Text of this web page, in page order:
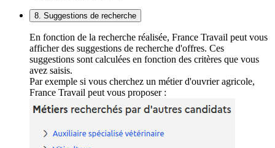
8. Suggestions de recherche
En fonction de la recherche réalisée, France Travail peut vous
afficher des suggestions de recherche d'offres. Ces
suggestions sont calculées en fonction des critères que vous
avez saisis.
Par exemple si vous cherchez un métier d'ouvrier agricole,
France Travail peut vous proposer :